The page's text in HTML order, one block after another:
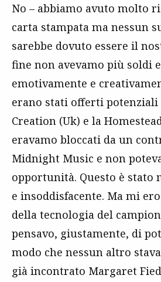
No – abbiamo avuto molto
carta stampata ma nessun
sarebbe dovuto essere il
fine non avevamo più soldi
emotivamente e
erano stati offerti potenziali
Creation (Uk) e la
eravamo bloccati da un
Midnight Music e non
opportunità. Questo è stato
e insoddisfacente. Ma mi
della tecnologia del
pensavo, giustamente, di
modo che nessun altro
già incontrato Margaret